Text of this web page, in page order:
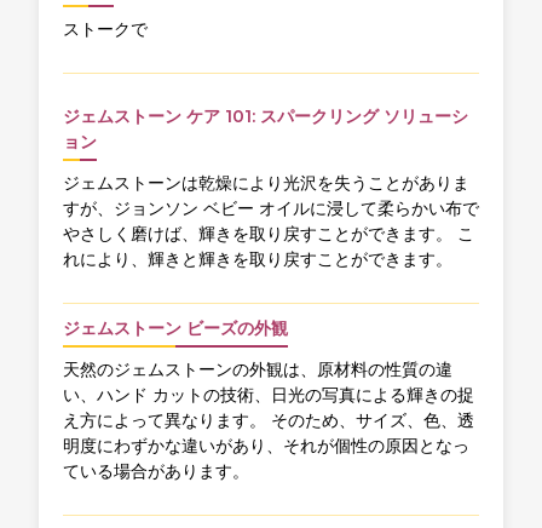
ストークで
ジェムストーン ケア 101: スパークリング ソリューシ
ョン
ジェムストーンは乾燥により光沢を失うことがありま
すが、ジョンソン ベビー オイルに浸して柔らかい布で
やさしく磨けば、輝きを取り戻すことができます。 こ
れにより、輝きと輝きを取り戻すことができます。
ジェムストーン ビーズの外観
天然のジェムストーンの外観は、原材料の性質の違
い、ハンド カットの技術、日光の写真による輝きの捉
え方によって異なります。 そのため、サイズ、色、透
明度にわずかな違いがあり、それが個性の原因となっ
ている場合があります。